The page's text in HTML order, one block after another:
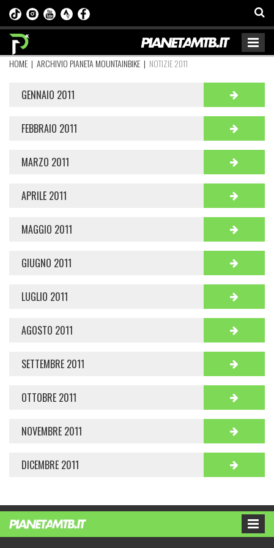
HOME | ARCHIVIO PIANETA MOUNTAINBIKE | NOTIZIE 2011
GENNAIO 2011
FEBBRAIO 2011
MARZO 2011
APRILE 2011
MAGGIO 2011
GIUGNO 2011
LUGLIO 2011
AGOSTO 2011
SETTEMBRE 2011
OTTOBRE 2011
NOVEMBRE 2011
DICEMBRE 2011